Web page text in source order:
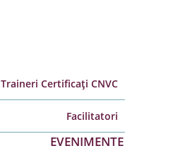
Traineri Certificați CNVC
Facilitatori
EVENIMENTE